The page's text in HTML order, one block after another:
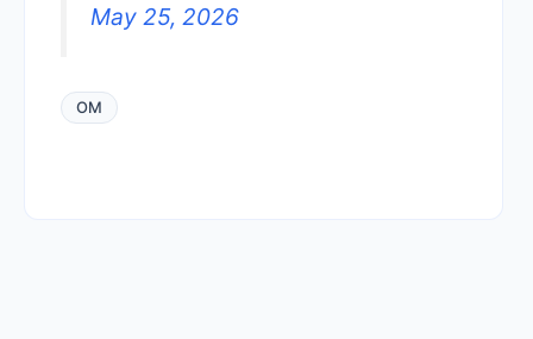
May 25, 2026
OM